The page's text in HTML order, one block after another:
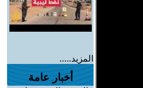
المزيد.....
أخبار عامة